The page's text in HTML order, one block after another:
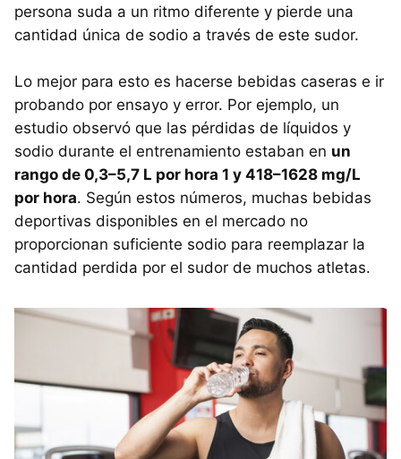
persona suda a un ritmo diferente y pierde una
cantidad única de sodio a través de este sudor.
Lo mejor para esto es hacerse bebidas caseras e ir
probando por ensayo y error. Por ejemplo, un
estudio observó que las pérdidas de líquidos y
sodio durante el entrenamiento estaban en un
rango de 0,3–5,7 L por hora 1 y 418–1628 mg/L
por hora. Según estos números, muchas bebidas
deportivas disponibles en el mercado no
proporcionan suficiente sodio para reemplazar la
cantidad perdida por el sudor de muchos atletas.